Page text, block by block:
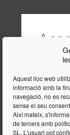
Aquest lloc web
informació amb la
navegació, no es
sense el seu
Així mateix,
de tercers amb
SL. L'usuari pot